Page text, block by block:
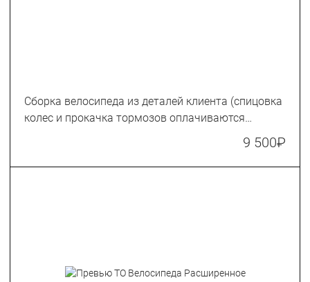
Сборка велосипеда из деталей клиента (спицовка
колес и прокачка тормозов оплачиваются
9 500₽